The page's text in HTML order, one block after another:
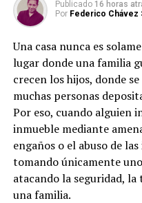
Uno de los primeros
torneo fue el
Montserrat Gómez.
realizada tras la victoria
aficionado la abrazó por
consentimiento. Lo
únicamente el hecho,
Mientras muchas
reconocieron la falta de
su espacio personal
profesional, otras
argumentando que se
Publicado 16 horas
Por Federico Chávez
Una casa nunca es
lugar donde una familia
crecen los hijos, donde
muchas personas
Por eso, cuando alguien
inmueble mediante
engaños o el abuso de
tomando únicamente
atacando la seguridad,
una familia.